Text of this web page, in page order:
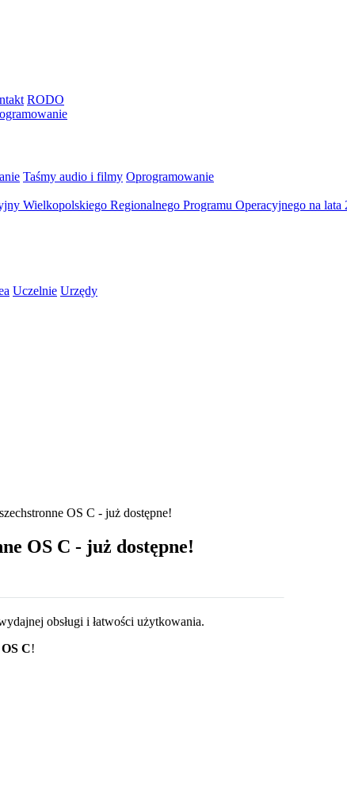
RODO
Taśmy audio i filmy Oprogramowanie
Wielkopolskiego Regionalnego Programu Operacyjnego na lata
Uczelnie Urzędy
OS C - już dostępne!
OS C - już dostępne!
obsługi i łatwości użytkowania.
C!